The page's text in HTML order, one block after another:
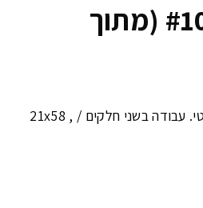
ללא כותרת #10 (מתוך
עבודה בשני חלקים / 21x58 ,